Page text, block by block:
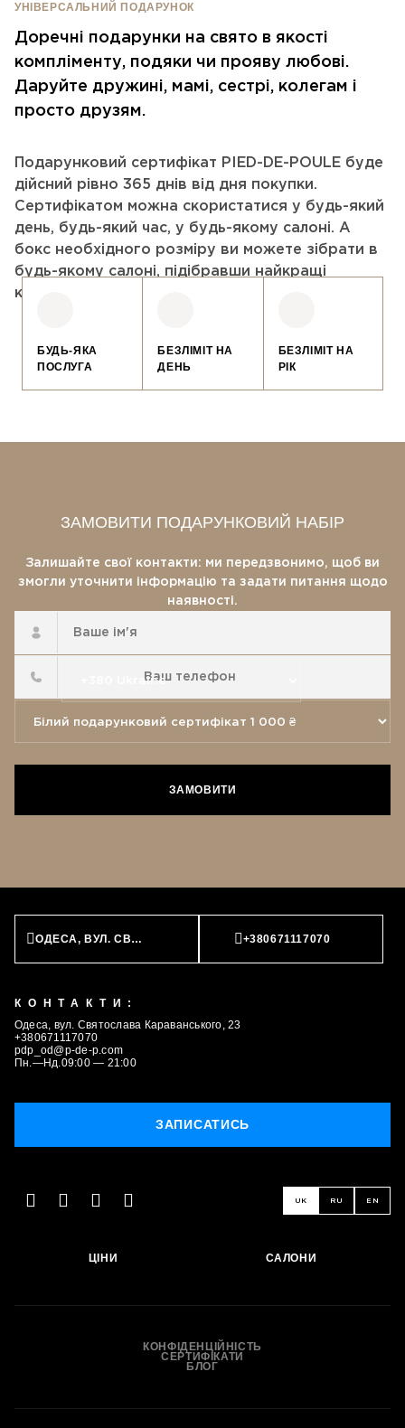
УНІВЕРСАЛЬНИЙ ПОДАРУНОК
Доречні подарунки на свято в якості
компліменту, подяки чи прояву любові.
Даруйте дружині, мамі, сестрі, колегам і
просто друзям.
Подарунковий сертифікат PIED-DE-POULE буде
дійсний рівно 365 днів від дня покупки.
Сертифікатом можна скористатися у будь-який
день, будь-який час, у будь-якому салоні. А
бокс необхідного розміру ви можете зібрати в
будь-якому салоні, підібравши найкращі
косметичні засоби для подарунка.
БУДЬ-ЯКА
ПОСЛУГА
БЕЗЛІМІТ НА
ДЕНЬ
БЕЗЛІМІТ НА
РІК
ЗАМОВИТИ ПОДАРУНКОВИЙ НАБІР
Залишайте свої контакти: ми передзвонимо, щоб ви
змогли уточнити інформацію та задати питання щодо
наявності.
ЗАМОВИТИ
ОДЕСА, ВУЛ. СВЯТОСЛАВА КАРАВАНСЬКОГО, 23
+380671117070
КОНТАКТИ:
Одеса, вул. Святослава Караванського, 23
+380671117070
pdp_od@p-de-p.com
Пн.—Нд.09:00 — 21:00
ЗАПИСАТИСЬ
UK RU EN
ЦІНИ САЛОНИ
КОНФІДЕНЦІЙНІСТЬ
СЕРТИФІКАТИ
БЛОГ